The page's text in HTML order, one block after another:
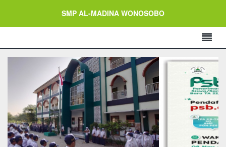
SMP AL-MADINA WONOSOBO